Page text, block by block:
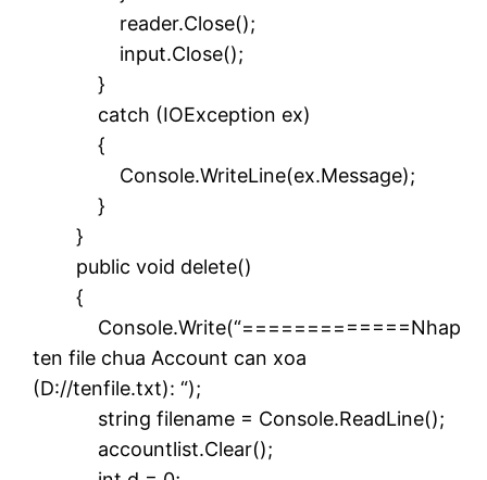
reader.Close();
input.Close();
}
catch (IOException ex)
{
Console.WriteLine(ex.Message);
}
}
public void delete()
{
Console.Write(“=============Nhap
ten file chua Account can xoa
(D://tenfile.txt): “);
string filename = Console.ReadLine();
accountlist.Clear();